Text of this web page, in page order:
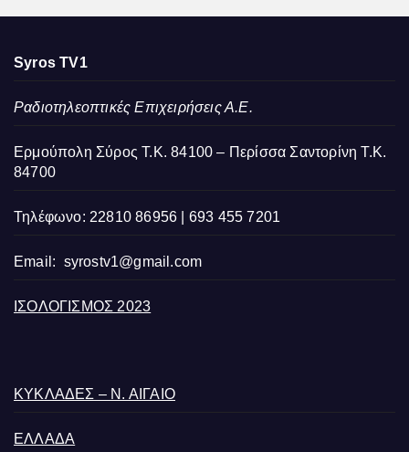
Syros TV1
Ραδιοτηλεοπτικές Επιχειρήσεις Α.Ε.
Ερμούπολη Σύρος Τ.Κ. 84100 – Περίσσα Σαντορίνη Τ.Κ.
84700
Τηλέφωνο: 22810 86956 | 693 455 7201
Email: syrostv1@gmail.com
ΙΣΟΛΟΓΙΣΜΟΣ 2023
ΚΥΚΛΑΔΕΣ – Ν. ΑΙΓΑΙΟ
ΕΛΛΑΔΑ